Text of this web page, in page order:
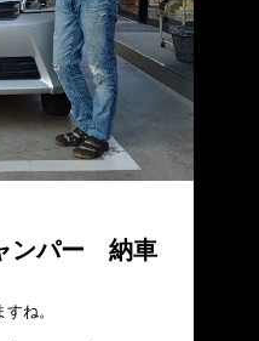
ンパー 納車
ね。